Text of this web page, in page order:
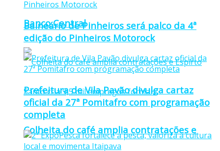
Banco Central
Colheita do café amplia contratações e
Balneário de Pinheiros será palco da 4ª
edição do Pinheiros Motorock
Prefeitura de Vila Pavão divulga cartaz
oficial da 27ª Pomitafro com programação
completa